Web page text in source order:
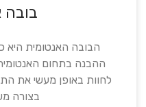
בובה
הבובה האנטומית היא
ההבנה בתחום
לחוות באופן מעשי את
בצורה